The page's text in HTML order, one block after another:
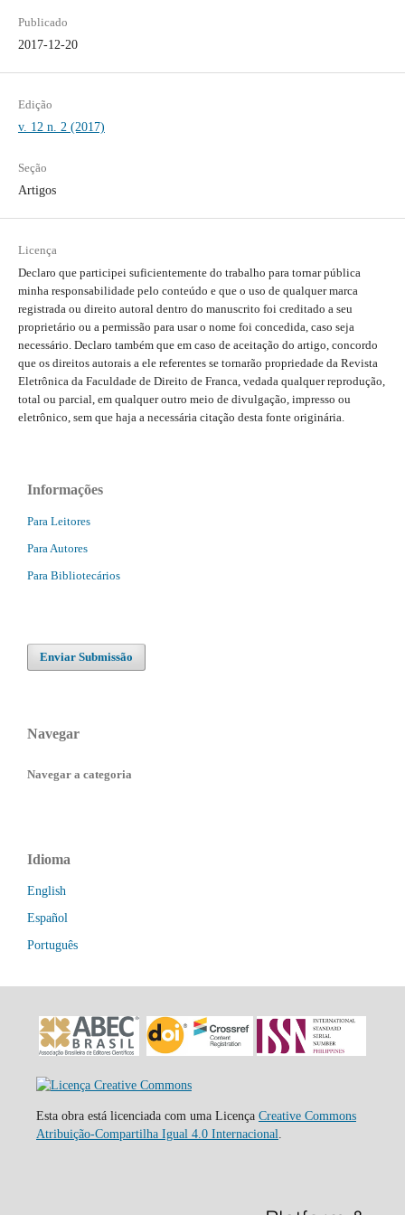
Publicado
2017-12-20
Edição
v. 12 n. 2 (2017)
Seção
Artigos
Licença
Declaro que participei suficientemente do trabalho para tornar pública
minha responsabilidade pelo conteúdo e que o uso de qualquer marca
registrada ou direito autoral dentro do manuscrito foi creditado a seu
proprietário ou a permissão para usar o nome foi concedida, caso seja
necessário. Declaro também que em caso de aceitação do artigo, concordo
que os direitos autorais a ele referentes se tornarão propriedade da Revista
Eletrônica da Faculdade de Direito de Franca, vedada qualquer reprodução,
total ou parcial, em qualquer outro meio de divulgação, impresso ou
eletrônico, sem que haja a necessária citação desta fonte originária.
Informações
Para Leitores
Para Autores
Para Bibliotecários
Enviar Submissão
Navegar
Navegar a categoria
Idioma
English
Español
Português
Esta obra está licenciada com uma Licença Creative Commons
Atribuição-Compartilha Igual 4.0 Internacional.